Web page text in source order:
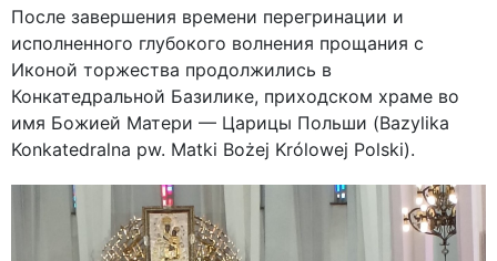
После завершения времени перегринации и
исполненного глубокого волнения прощания с
Иконой торжества продолжились в
Конкатедральной Базилике, приходском храме во
имя Божией Матери — Царицы Польши (Bazylika
Konkatedralna pw. Matki Bożej Królowej Polski).